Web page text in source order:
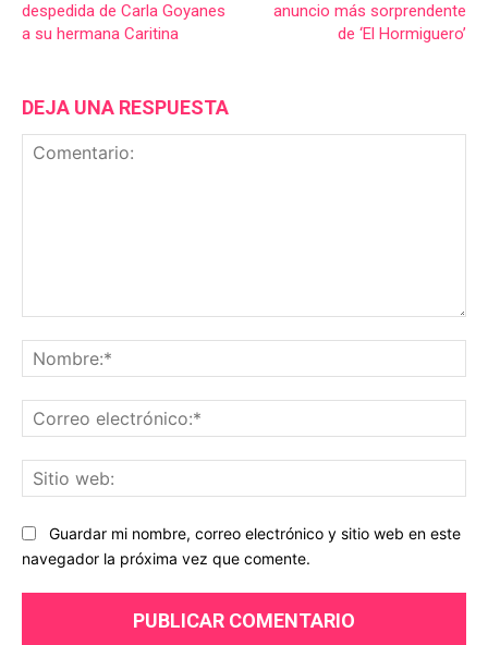
despedida de Carla Goyanes
a su hermana Caritina
anuncio más sorprendente
de ‘El Hormiguero’
DEJA UNA RESPUESTA
Guardar mi nombre, correo electrónico y sitio web en este
navegador la próxima vez que comente.